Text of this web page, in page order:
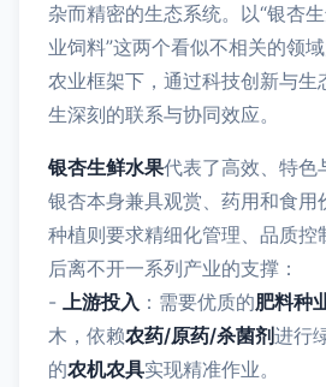
杂而精密的生态系统。以“银杏
业饲料”这两个看似不相关的领
农业框架下，通过科技创新与生
生深刻的联系与协同效应。
银杏生鲜水果代表了高效、特色
银杏本身兼具观赏、药用和食用
种植则要求精细化管理、品质控
后离不开一系列产业的支撑：
- 上游投入 ：需要优质的肥料种
木，依赖农药/原药/杀菌剂进行
的农机农具实现精准作业。